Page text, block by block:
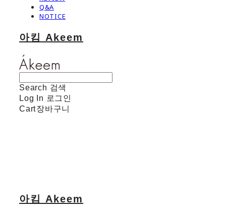
Q&A
NOTICE
아킴 Akeem
Search 검색
Log In 로그인
Cart장바구니
아킴 Akeem